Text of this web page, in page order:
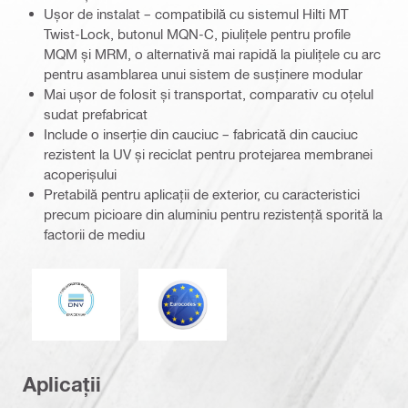
Ușor de instalat – compatibilă cu sistemul Hilti MT
Twist-Lock, butonul MQN-C, piulițele pentru profile
MQM și MRM, o alternativă mai rapidă la piulițele cu arc
pentru asamblarea unui sistem de susținere modular
Mai ușor de folosit și transportat, comparativ cu oțelul
sudat prefabricat
Include o inserție din cauciuc – fabricată din cauciuc
rezistent la UV și reciclat pentru protejarea membranei
acoperișului
Pretabilă pentru aplicații de exterior, cu caracteristici
precum picioare din aluminiu pentru rezistență sporită la
factorii de mediu
DNV Eurocod
Aplicații